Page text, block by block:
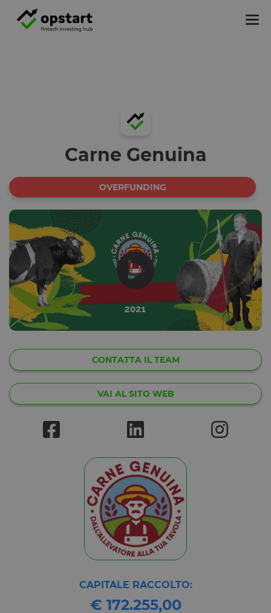
Carne Genuina
OVERFUNDING
CONTATTA IL TEAM
VAI AL SITO WEB
CAPITALE RACCOLTO:
€ 172.255,00